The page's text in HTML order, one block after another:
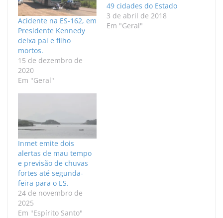
Acidente na ES-162, em
Presidente Kennedy
deixa pai e filho
mortos.
15 de dezembro de
2020
Em "Geral"
49 cidades do Estado
3 de abril de 2018
Em "Geral"
Inmet emite dois
alertas de mau tempo
e previsão de chuvas
fortes até segunda-
feira para o ES.
24 de novembro de
2025
Em "Espírito Santo"